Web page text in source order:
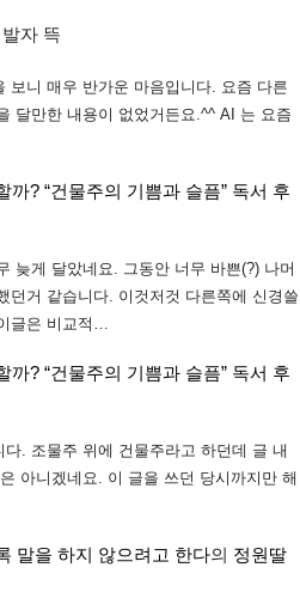
자 뜩
보니 매우 반가운 마음입니다. 요즘 다른
달만한 내용이 없었거든요.^^ AI 는 요즘
까? “건물주의 기쁨과 슬픔” 독서 후
늦게 달았네요. 그동안 너무 바쁜(?) 나머
던거 같습니다. 이것저것 다른쪽에 신경쓸
글은 비교적…
까? “건물주의 기쁨과 슬픔” 독서 후
. 조물주 위에 건물주라고 하던데 글 내
아니겠네요. 이 글을 쓰던 당시까지만 해
말을 하지 않으려고 한다의 정원딸